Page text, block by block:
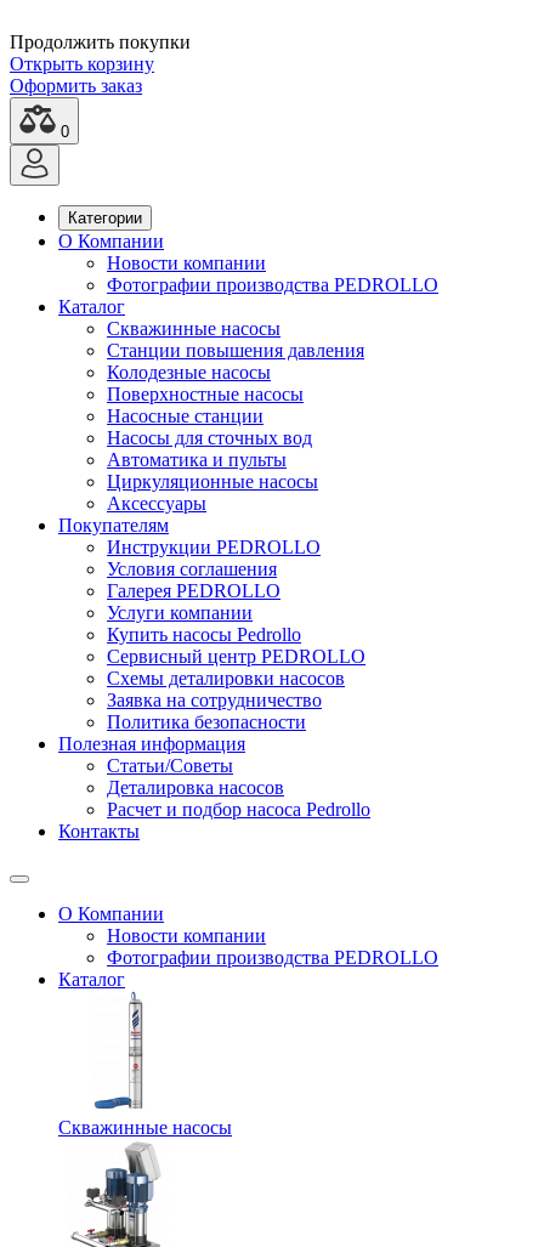
Продолжить покупки
Открыть корзину
Оформить заказ
0
Категории
О Компании
Новости компании
Фотографии производства PEDROLLO
Каталог
Скважинные насосы
Станции повышения давления
Колодезные насосы
Поверхностные насосы
Насосные станции
Насосы для сточных вод
Автоматика и пульты
Циркуляционные насосы
Аксессуары
Покупателям
Инструкции PEDROLLO
Условия соглашения
Галерея PEDROLLO
Услуги компании
Купить насосы Pedrollo
Сервисный центр PEDROLLO
Схемы деталировки насосов
Заявка на сотрудничество
Политика безопасности
Полезная информация
Статьи/Советы
Деталировка насосов
Расчет и подбор насоса Pedrollo
Контакты
О Компании
Новости компании
Фотографии производства PEDROLLO
Каталог
Скважинные насосы